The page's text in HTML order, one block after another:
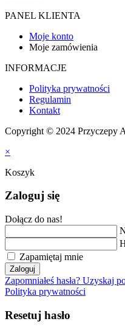
PANEL KLIENTA
Moje konto
Moje zamówienia
INFORMACJE
Polityka prywatności
Regulamin
Kontakt
Copyright © 2024 Przyczepy
×
Koszyk
Zaloguj się
Dołącz do nas!
Zapamiętaj mnie
Zaloguj
Zapomniałeś hasła? Uzyskaj
Polityka prywatności
Resetuj hasło